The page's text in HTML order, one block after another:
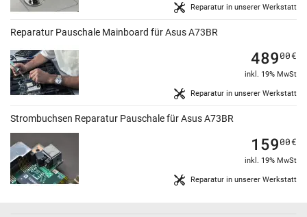
Reparatur in unserer Werkstatt
Reparatur Pauschale Mainboard für Asus A73BR
Reparatur in unserer Werkstatt
48900€
inkl. 19% MwSt
Strombuchsen Reparatur Pauschale für Asus A73BR
Reparatur in unserer Werkstatt
15900€
inkl. 19% MwSt